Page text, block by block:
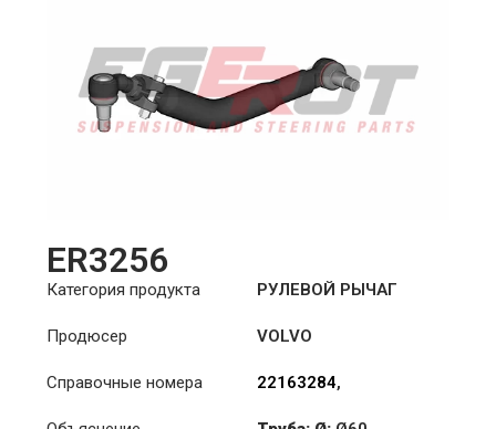
ER3256
Категория продукта РУЛЕВОЙ РЫЧАГ
Продюсер VOLVO
Справочные номера 22163284,